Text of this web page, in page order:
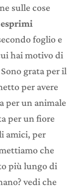
sulle cose
foglio e
hai motivo di
grata per il
per avere
per un animale
per un fiore
amici, per
che
più lungo di
vedi che